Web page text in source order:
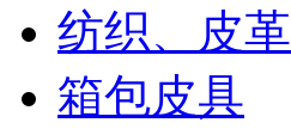
纺织、皮革
箱包皮具